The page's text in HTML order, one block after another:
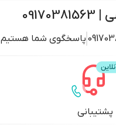
پاسخگوی شما هستیم
پشتیبانی